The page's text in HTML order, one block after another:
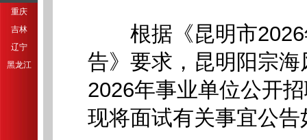
重庆
吉林
辽宁
黑龙江
根据《昆明市2026
告》要求，昆明阳宗
2026年事业单位公开
现将面试有关事宜公告